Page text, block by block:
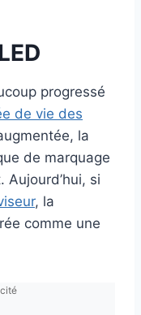
progressé
de vie des
la
de marquage
si
, la
comme une